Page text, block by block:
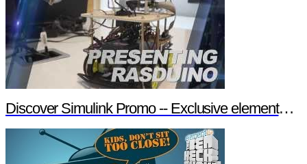
Discover Simulink Promo -- Exclusive element14 Webinar